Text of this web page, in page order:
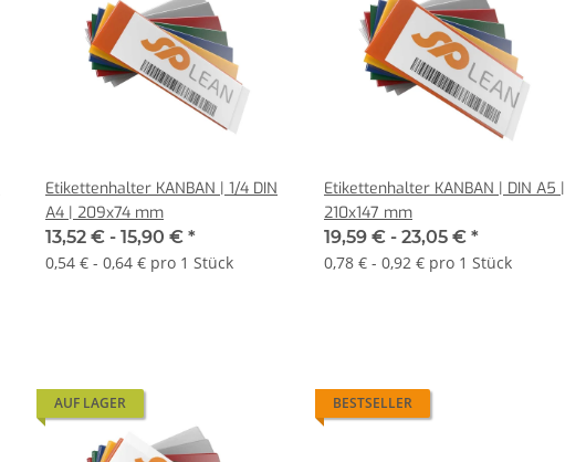
Etikettenhalter KANBAN | 1/4 DIN
A4 | 209x74 mm
13,52 € - 15,90 € *
0,54 € - 0,64 € pro 1 Stück
Etikettenhalter KANBAN | DIN A5 |
210x147 mm
19,59 € - 23,05 € *
0,78 € - 0,92 € pro 1 Stück
AUF LAGER BESTSELLER